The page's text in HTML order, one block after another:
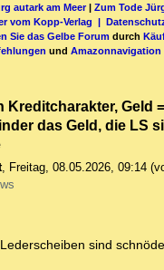
autark am Meer| Zum Tode
vom Kopp-Verlag |
Sie das Gelbe Forum durch
und Amazonnavigation
Kreditcharakter, Geld
das Geld, die LS
, Freitag, 08.05.2026, 09:14
sind